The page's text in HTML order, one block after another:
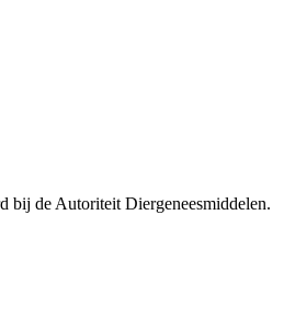
bij de Autoriteit Diergeneesmiddelen.